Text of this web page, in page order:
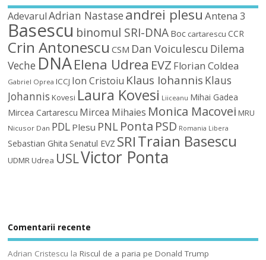
Adevarul Adrian Nastase andrei plesu Antena 3
Basescu binomul SRI-DNA Boc cartarescu CCR
Crin Antonescu CSM Dan Voiculescu Dilema
Veche DNAElena Udrea EVZ Florian Coldea
Gabriel Oprea ICCJ Ion Cristoiu Klaus Iohannis Klaus
Johannis Kovesi Laura Kovesi Liiceanu Mihai Gadea
Mircea Cartarescu Mircea Mihaies Monica Macovei MRU
Nicusor Dan PDL Plesu PNL Ponta PSD Romania Libera
Sebastian Ghita Senatul EVZ SRITraian Basescu
UDMRUdrea USLVictor Ponta
Comentarii recente
Adrian Cristescu laRiscul de a paria pe Donald Trump